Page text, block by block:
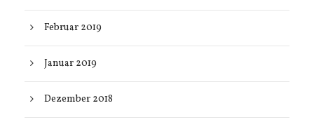
Februar 2019
Januar 2019
Dezember 2018